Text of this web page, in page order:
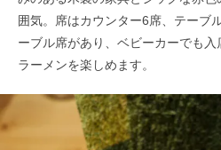
囲気。席はカウンター6席、テーブ
ーブル席があり、ベビーカーでも
ラーメンを楽しめます。